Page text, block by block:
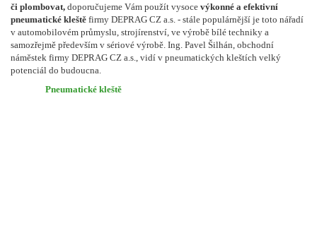
či plombovat, doporučujeme Vám použít vysoce výkonné a efektivní
pneumatické kleště firmy DEPRAG CZ a.s. - stále populárnější je toto nářadí
v automobilovém průmyslu, strojírenství, ve výrobě bílé techniky a
samozřejmě především v sériové výrobě. Ing. Pavel Šilhán, obchodní
náměstek firmy DEPRAG CZ a.s., vidí v pneumatických kleštích velký
potenciál do budoucna.
Pneumatické kleště